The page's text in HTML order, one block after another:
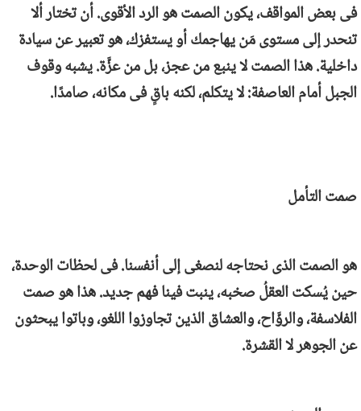
فى بعض المواقف، يكون الصمت هو الرد الأقوى. أن تختار ألا
تنحدر إلى مستوى مَن يهاجمك أو يستفزك، هو تعبير عن سيادة
داخلية. هذا الصمت لا ينبع من عجز، بل من عزَّة. يشبه وقوف
الجبل أمام العاصفة: لا يتكلم، لكنه باقٍ فى مكانه، صامدًا.
صمت التأمل
هو الصمت الذى نحتاجه لنصغى إلى أنفسنا. فى لحظات الوحدة،
حين يُسكت العقلُ صخبه، ينبت فينا فهم جديد. هذا هو صمت
الفلاسفة، والروَّاح، والعشاق الذين تجاوزوا اللغو، وباتوا يبحثون
عن الجوهر لا القشرة.